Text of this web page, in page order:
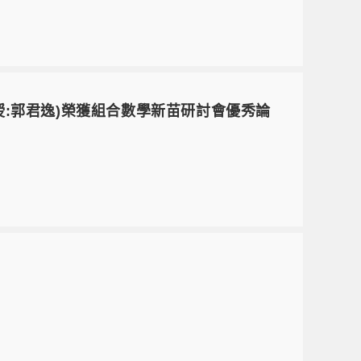
郭君逸)榮獲組合數學新苗研討會優秀論